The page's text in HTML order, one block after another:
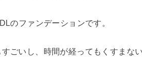
のファンデーションです。
ごいし、時間が経ってもくすまな